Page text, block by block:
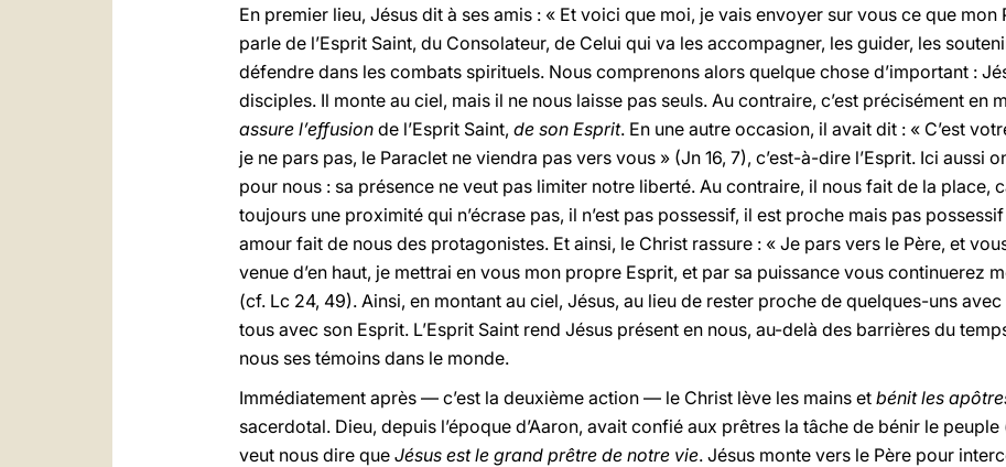
En premier lieu, Jésus dit à ses amis : « Et voici que moi, je vais envoyer sur vous ce que mon
parle de l’Esprit Saint, du Consolateur, de Celui qui va les accompagner, les guider, les
défendre dans les combats spirituels. Nous comprenons alors quelque chose d’important :
disciples. Il monte au ciel, mais il ne nous laisse pas seuls. Au contraire, c’est précisément en
assure l’effusion de l’Esprit Saint, de son Esprit. En une autre occasion, il avait dit : « C’est
je ne pars pas, le Paraclet ne viendra pas vers vous » (Jn 16, 7), c’est-à-dire l’Esprit. Ici aussi
pour nous : sa présence ne veut pas limiter notre liberté. Au contraire, il nous fait de la place,
toujours une proximité qui n’écrase pas, il n’est pas possessif, il est proche mais pas
amour fait de nous des protagonistes. Et ainsi, le Christ rassure : « Je pars vers le Père, et
venue d’en haut, je mettrai en vous mon propre Esprit, et par sa puissance vous continuerez
(cf. Lc 24, 49). Ainsi, en montant au ciel, Jésus, au lieu de rester proche de quelques-uns
tous avec son Esprit. L’Esprit Saint rend Jésus présent en nous, au-delà des barrières du
nous ses témoins dans le monde.
Immédiatement après — c’est la deuxième action — le Christ lève les mains et bénit les
sacerdotal. Dieu, depuis l’époque d’Aaron, avait confié aux prêtres la tâche de bénir le peuple
veut nous dire que Jésus est le grand prêtre de notre vie. Jésus monte vers le Père pour